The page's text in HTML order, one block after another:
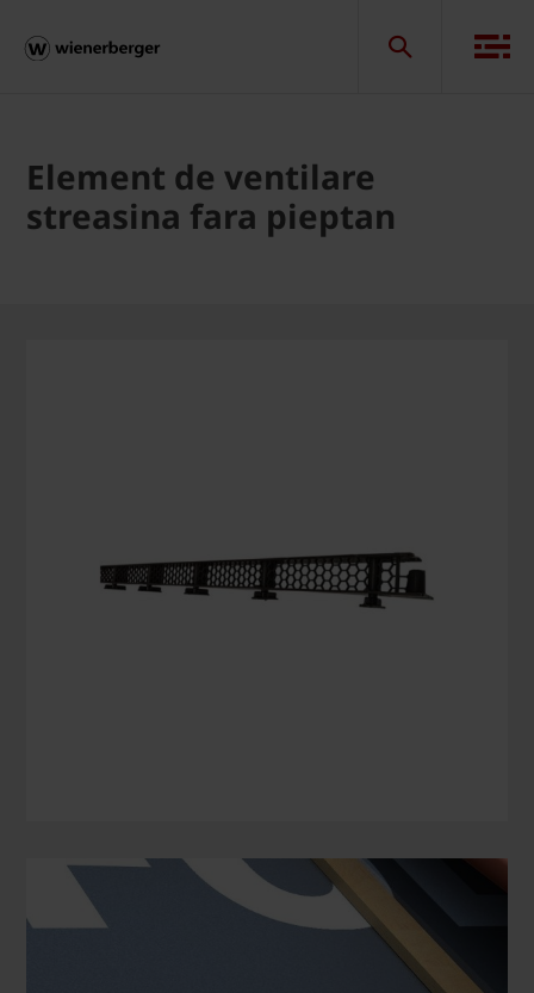
Element de ventilare
streasina fara pieptan